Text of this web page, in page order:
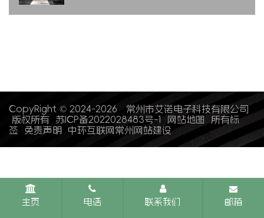
CopyRight © 2024-2026 常州市艾诺电子科技有限公司
版权所有 苏ICP备2022028483号-1 网站地图
所有标
签
免责声明 中环互联网常州网站建设
主页 电话 联系我们 邮箱